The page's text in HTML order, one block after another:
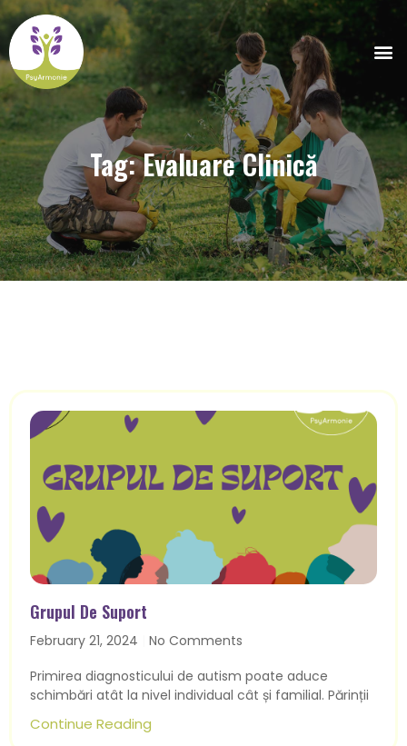
Tag: Evaluare Clinică
Grupul De Suport
February 21, 2024
No Comments
Primirea diagnosticului de autism poate aduce
schimbări atât la nivel individual cât și familial. Părinții
Continue Reading